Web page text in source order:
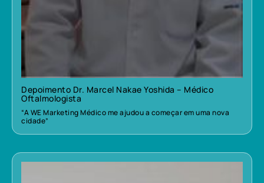
Depoimento Dr. Marcel Nakae Yoshida – Médico
Oftalmologista
“A WE Marketing Médico me ajudou a começar em uma nova
cidade”